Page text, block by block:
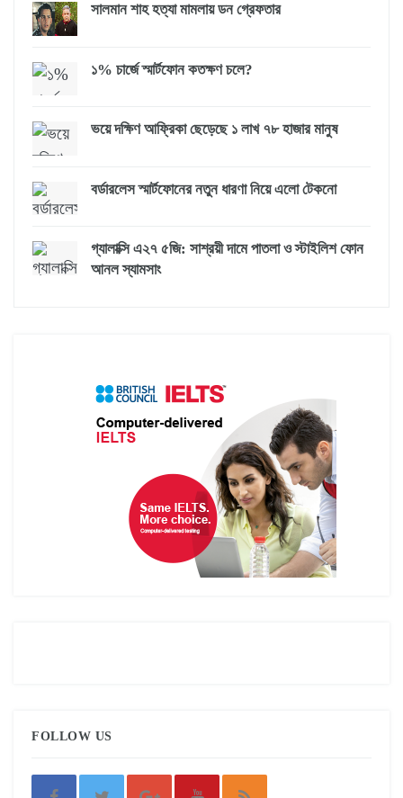
সালমান শাহ হত্যা মামলায় ডন গ্রেফতার
১% চার্জে স্মার্টফোন কতক্ষণ চলে?
ভয়ে দক্ষিণ আফ্রিকা ছেড়েছে ১ লাখ ৭৮ হাজার মানুষ
বর্ডারলেস স্মার্টফোনের নতুন ধারণা নিয়ে এলো টেকনো
গ্যালাক্সি এ২৭ ৫জি: সাশ্রয়ী দামে পাতলা ও স্টাইলিশ ফোন
আনল স্যামসাং
FOLLOW US